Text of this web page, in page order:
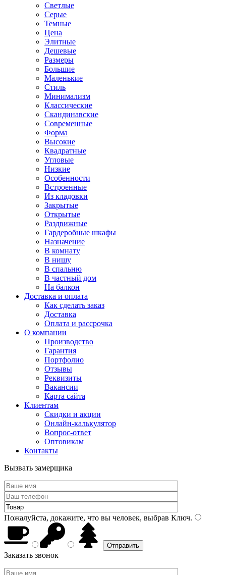
Светлые
Серые
Темные
Цена
Элитные
Дешевые
Размеры
Большие
Маленькие
Стиль
Минимализм
Классические
Скандинавские
Современные
Форма
Высокие
Квадратные
Угловые
Низкие
Особенности
Встроенные
Из кладовки
Закрытые
Открытые
Раздвижные
Гардеробные шкафы
Назначение
В комнату
В нишу
В спальню
В частный дом
На балкон
Доставка и оплата
Как сделать заказ
Доставка
Оплата и рассрочка
О компании
Производство
Гарантия
Портфолио
Отзывы
Реквизиты
Вакансии
Карта сайта
Клиентам
Скидки и акции
Онлайн-калькулятор
Вопрос-ответ
Оптовикам
Контакты
Вызвать замерщика
Пожалуйста, докажите, что вы человек, выбрав Ключ.
Заказать звонок